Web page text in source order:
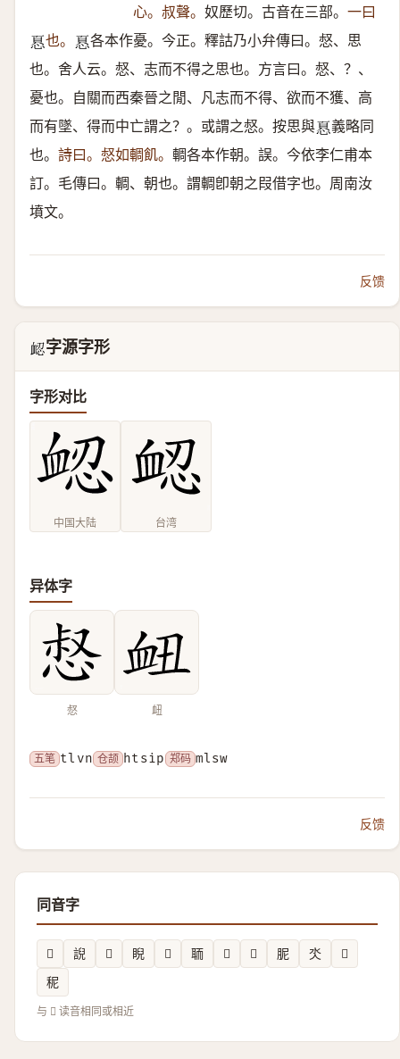
心。叔聲。 奴歷切。古音在三部。 一曰
𢝊 也。 𢝊 各本作憂。今正。釋詁乃小弁傳曰。惄、思
也。舍人云。惄、志而不得之思也。方言曰。惄、？、
憂也。自關而西秦晉之閒、凡志而不得、欲而不獲、高
而有墜、得而中亡謂之？。或謂之惄。按思與𢝊 義略同
也。 詩曰。惄如輖飢。 輖各本作朝。誤。今依李仁甫本
訂。毛傳曰。輖、朝也。謂輖卽朝之叚借字也。周南汝
墳文。
反馈
𧖷 字源字形
字形对比
中国大陆 台湾
异体字
惄 衄
五笔 tlvn 仓颉 htsip 郑码 mlsw
反馈
同音字
𨽦 誽 𪟄 睨 𥺜 聏 𬚠 𮲢 胒 氼
𦮾
秜
与 𧖷 读音相同或相近